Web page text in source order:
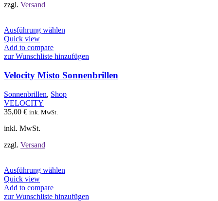
zzgl. Versand
Ausführung wählen
mehrere
auf.
Die
können
Quick view
Add to compare
zur Wunschliste hinzufügen
Velocity Misto Sonnenbrillen
Sonnenbrillen, Shop
VELOCITY
35,00 € ink. MwSt.
inkl. MwSt.
zzgl. Versand
Ausführung wählen
mehrere
Quick view
Add to compare
zur Wunschliste hinzufügen